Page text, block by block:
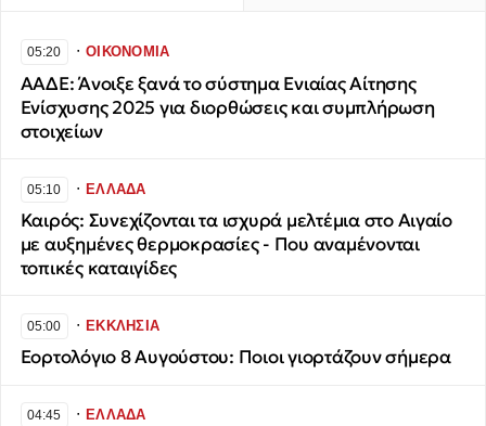
05:20 ∙ΟΙΚΟΝΟΜΙΑ
ΑΑΔΕ: Άνοιξε ξανά το σύστημα Ενιαίας Αίτησης
Ενίσχυσης 2025 για διορθώσεις και συμπλήρωση
στοιχείων
05:10 ∙ΕΛΛΑΔΑ
Καιρός: Συνεχίζονται τα ισχυρά μελτέμια στο Αιγαίο
με αυξημένες θερμοκρασίες - Που αναμένονται
τοπικές καταιγίδες
05:00 ∙ΕΚΚΛΗΣΙΑ
Εορτολόγιο 8 Αυγούστου: Ποιοι γιορτάζουν σήμερα
04:45 ∙ΕΛΛΑΔΑ